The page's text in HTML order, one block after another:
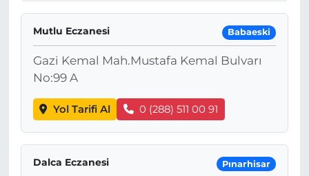
Mutlu Eczanesi Babaeski
Gazi Kemal Mah.Mustafa Kemal Bulvarı
No:99 A
Yol Tarifi Al 0 (288) 511 00 91
Dalca Eczanesi Pınarhisar